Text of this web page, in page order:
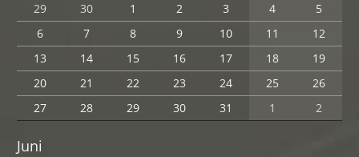
29 30 1 2 3 4
5
6
7 8 9 10 11
12
13
14 15 16 17 18
19
20
21 22 23 24 25
26
27
28 29 30 31 1 2
Juni